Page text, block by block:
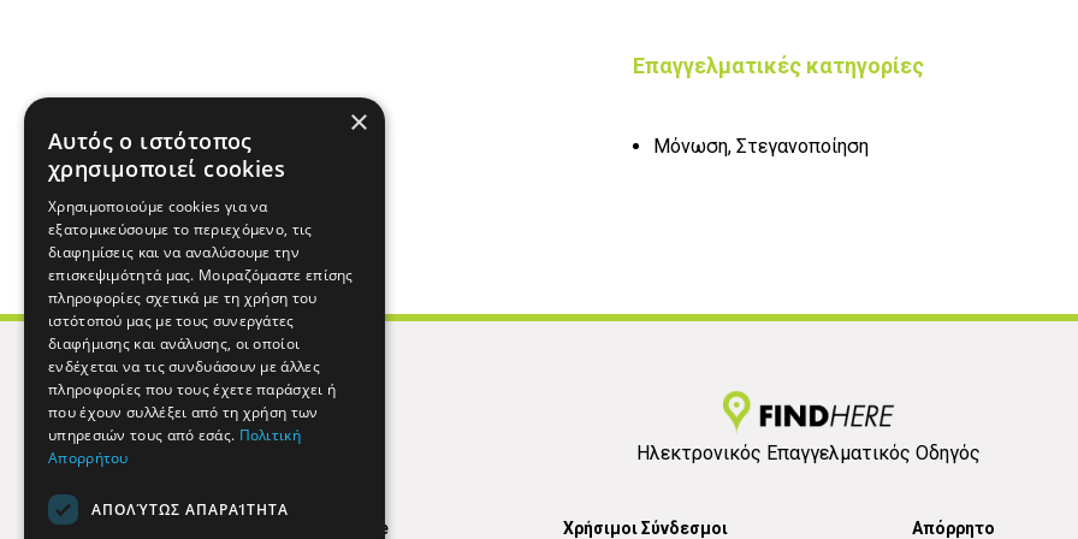
Επαγγελματικές κατηγορίες
Μόνωση, Στεγανοποίηση
Ηλεκτρονικός Επαγγελματικός Οδηγός
Find Here Χρήσιμοι Σύνδεσμοι Απόρρητο
×
Αυτός ο ιστότοπος
χρησιμοποιεί cookies
Χρησιμοποιούμε cookies για να
εξατομικεύσουμε το περιεχόμενο, τις
διαφημίσεις και να αναλύσουμε την
επισκεψιμότητά μας. Μοιραζόμαστε επίσης
πληροφορίες σχετικά με τη χρήση του
ιστότοπού μας με τους συνεργάτες
διαφήμισης και ανάλυσης, οι οποίοι
ενδέχεται να τις συνδυάσουν με άλλες
πληροφορίες που τους έχετε παράσχει ή
που έχουν συλλέξει από τη χρήση των
υπηρεσιών τους από εσάς. Πολιτική
Απορρήτου
ΑΠΟΛΎΤΩΣ ΑΠΑΡΑΊΤΗΤΑ